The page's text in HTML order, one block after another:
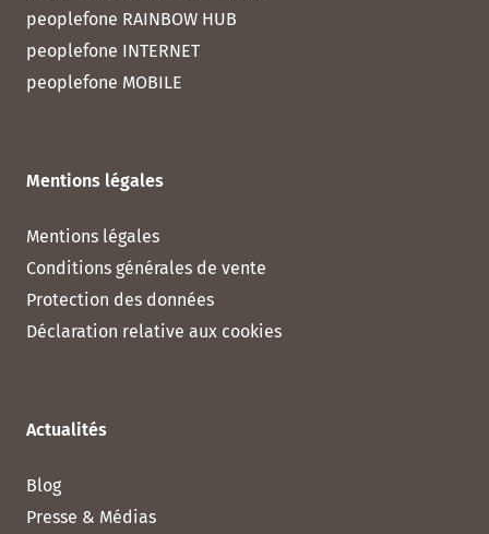
peoplefone RAINBOW HUB
peoplefone INTERNET
peoplefone MOBILE
Mentions légales
Mentions légales
Conditions générales de vente
Protection des données
Déclaration relative aux cookies
Actualités
Blog
Presse & Médias